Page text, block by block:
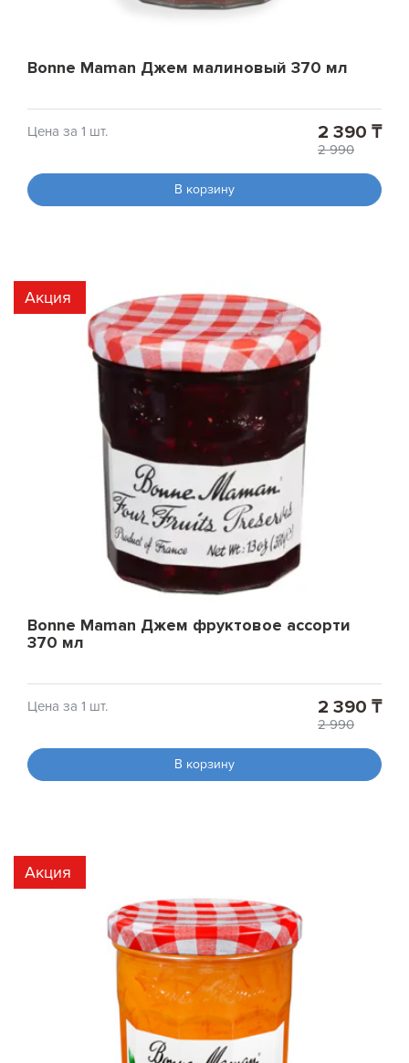
Bonne Maman Джем малиновый 370 мл
Цена за 1 шт. 2 390 ₸
2 990
В корзину
Акция
Bonne Maman Джем фруктовое ассорти
370 мл
Цена за 1 шт. 2 390 ₸
2 990
В корзину
Акция